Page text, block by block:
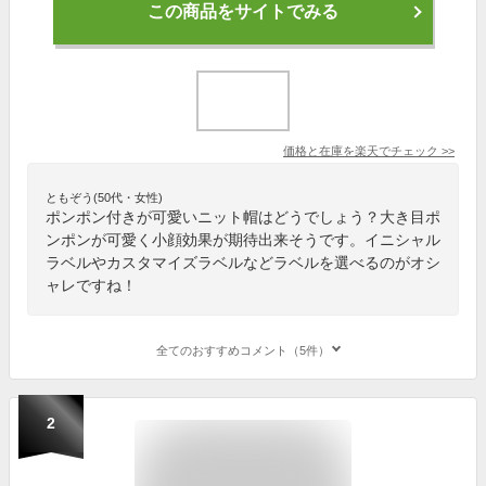
この商品をサイトでみる
価格と在庫を楽天でチェック >>
ともぞう(50代・女性)
ポンポン付きが可愛いニット帽はどうでしょう？大き目ポ
ンポンが可愛く小顔効果が期待出来そうです。イニシャル
ラベルやカスタマイズラベルなどラベルを選べるのがオシ
ャレですね！
全てのおすすめコメント（5件）
2